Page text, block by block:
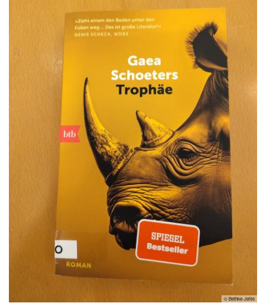
© Bethke-Jehle